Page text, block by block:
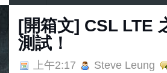
[開箱文] CSL LTE
測試！
上午2:17 Steve Leung